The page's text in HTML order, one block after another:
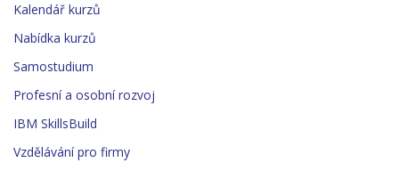
Kalendář kurzů
Nabídka kurzů
Samostudium
Profesní a osobní rozvoj
IBM SkillsBuild
Vzdělávání pro firmy